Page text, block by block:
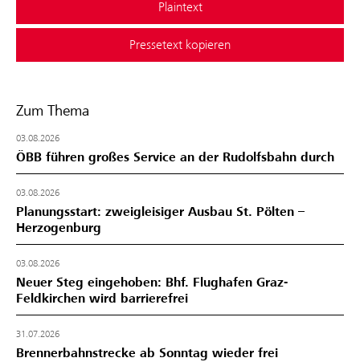
Plaintext
Pressetext kopieren
Zum Thema
03.08.2026
ÖBB führen großes Service an der Rudolfsbahn durch
03.08.2026
Planungsstart: zweigleisiger Ausbau St. Pölten –
Herzogenburg
03.08.2026
Neuer Steg eingehoben: Bhf. Flughafen Graz-
Feldkirchen wird barrierefrei
31.07.2026
Brennerbahnstrecke ab Sonntag wieder frei